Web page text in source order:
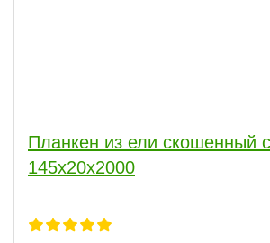
Планкен из ели скошенный
145x20x2000